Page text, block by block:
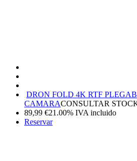
DRON FOLD 4K RTF
CAMARACONSULTAR
89,99 €21.00% IVA incluido
Reservar